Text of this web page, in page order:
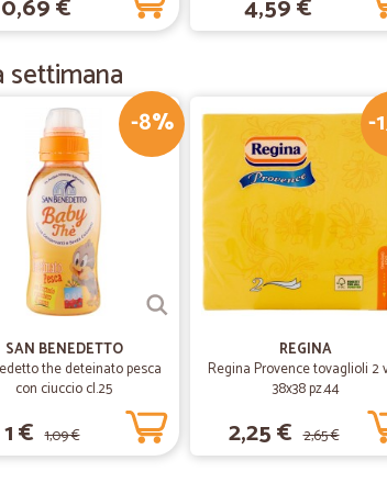
Trustpilot
come al solito, veloci puntuali. Trovo tutti i prodotti di marca che
e velocissimi anche durante il loCkdown. GRANDI.
di buona qualità.grazie!
di buona qualità.grazie!
Martina P.
servizio!
servizio!
Simone R.
0,69 € 4,59 €
-8%
SAN BENEDETTO
the deteinato pesca
con ciuccio cl.25
1 € 1,09 €
-
REGINA
Regina Provence tovaglioli 2
38x38 pz.44
2,25 € 2,65 €